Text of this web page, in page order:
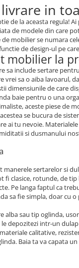
in
de la aceasta regula!
de modele din care
mobilier se numara
de design-ul pe
mobilier la
sa include sertare
vrei sa o aiba lavoarul,
dimensiunile de care
baie pentru o una
aceste piese de
se bucura de
ai tu nevoie.
si dusmanului
sertarelor si
clasice, rotunde, de
Pe langa faptul ca
sa fie simpla, doar cu
alba sau tip oglinda,
depozitezi intr-un
calitative,
Baia ta va capata